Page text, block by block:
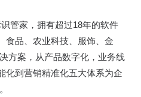
管家，拥有超过18年的软件
食品、农业科技、服饰、金
方案，从产品数字化，业务线
化到营销精准化五大体系为企